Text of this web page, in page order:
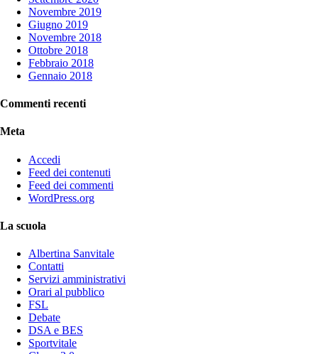
Novembre 2019
Giugno 2019
Novembre 2018
Ottobre 2018
Febbraio 2018
Gennaio 2018
Commenti recenti
Meta
Accedi
Feed dei contenuti
Feed dei commenti
WordPress.org
La scuola
Albertina Sanvitale
Contatti
Servizi amministrativi
Orari al pubblico
FSL
Debate
DSA e BES
Sportvitale